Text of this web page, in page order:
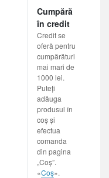
Cumpără
în credit
Credit se
oferă pentru
cumpărături
mai mari de
1000 lei.
Puteți
adăuga
produsul în
coș și
efectua
comanda
din pagina
„Coș”.
«Coș».